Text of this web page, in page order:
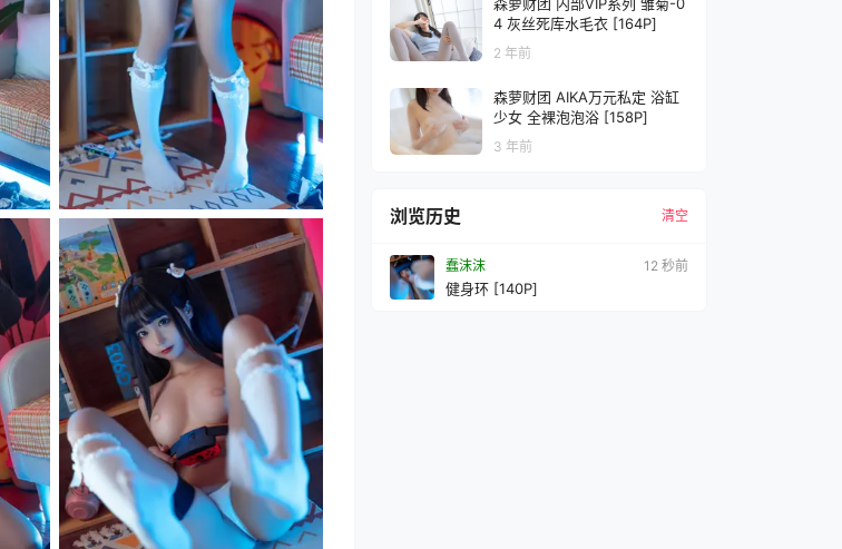
4 灰丝死库水毛衣 [164P]
2 年前
森萝财团 AIKA万元私定 浴缸
少女 全裸泡泡浴 [158P]
3 年前
浏览历史 清空
蠢沫沫 15 秒前
健身环 [140P]